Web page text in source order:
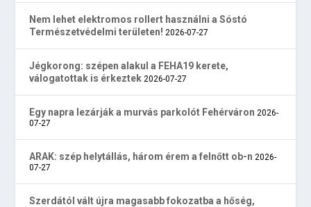
Nem lehet elektromos rollert használni a Sóstó
Természetvédelmi területen! 2026-07-27
Jégkorong: szépen alakul a FEHA19 kerete,
válogatottak is érkeztek 2026-07-27
Egy napra lezárják a murvás parkolót Fehérváron 2026-
07-27
ARAK: szép helytállás, három érem a felnőtt ob-n 2026-
07-27
Szerdától vált újra magasabb fokozatba a hőség,